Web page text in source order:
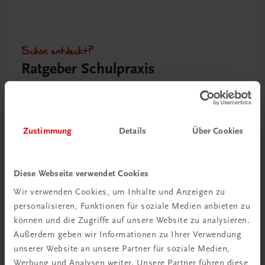
Zustimmung Details Über Cookies
Diese Webseite verwendet Cookies
Wir verwenden Cookies, um Inhalte und Anzeigen zu
personalisieren, Funktionen für soziale Medien anbieten zu
können und die Zugriffe auf unsere Website zu analysieren.
Außerdem geben wir Informationen zu Ihrer Verwendung
unserer Website an unsere Partner für soziale Medien,
Werbung und Analysen weiter. Unsere Partner führen diese
Schon entdeckt?
Ratgeber Schulpraxis
Neu in der DigiBox